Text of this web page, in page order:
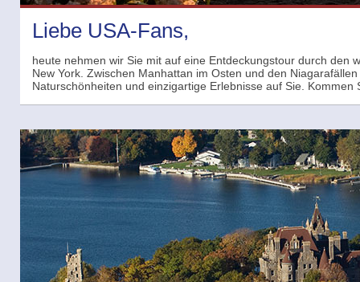
Liebe USA-Fans,
heute nehmen wir Sie mit auf eine Entdeckungstour durch den
New York. Zwischen Manhattan im Osten und den
Naturschönheiten und einzigartige Erlebnisse auf Sie. Kommen